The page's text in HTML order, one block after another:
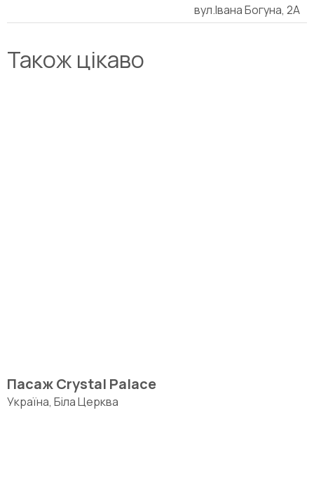
вул.Івана Богуна, 2А
Також цікаво
Пасаж Crystal Palace
Україна, Біла Церква